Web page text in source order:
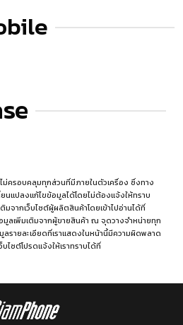
ครอบคลุมทุกส่วนที่มีภายในตัวเครื่อง ซึ่งทาง
นแปลงแก้ไขข้อมูลได้โดยไม่ต้องแจ้งให้ทราบ
จากเว็บไซต์ผู้ผลิตสินค้าโดยเข้าไปอ่านได้ที่
มูลเพิ่มเติมจากผู้ขายสินค้า ณ จุดวางจำหน่ายทุก
รายละเอียดที่เราแสดงในหน้านี้มีความผิดพลาด
ซต์โปรดแจ้งให้เราทราบได้ที่